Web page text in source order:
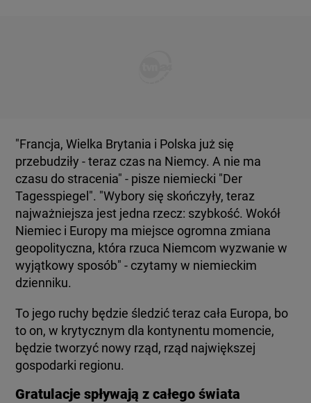
"Francja, Wielka Brytania i Polska już się
przebudziły - teraz czas na Niemcy. A nie ma
czasu do stracenia" - pisze niemiecki "Der
Tagesspiegel". "Wybory się skończyły, teraz
najważniejsza jest jedna rzecz: szybkość. Wokół
Niemiec i Europy ma miejsce ogromna zmiana
geopolityczna, która rzuca Niemcom wyzwanie w
wyjątkowy sposób" - czytamy w niemieckim
dzienniku.
To jego ruchy będzie śledzić teraz cała Europa, bo
to on, w krytycznym dla kontynentu momencie,
będzie tworzyć nowy rząd, rząd największej
gospodarki regionu.
Gratulacje spływają z całego świata